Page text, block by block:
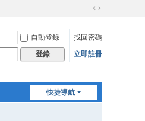
切
到
寬
自動登錄
找回密碼
登錄 立即註冊
快捷導航